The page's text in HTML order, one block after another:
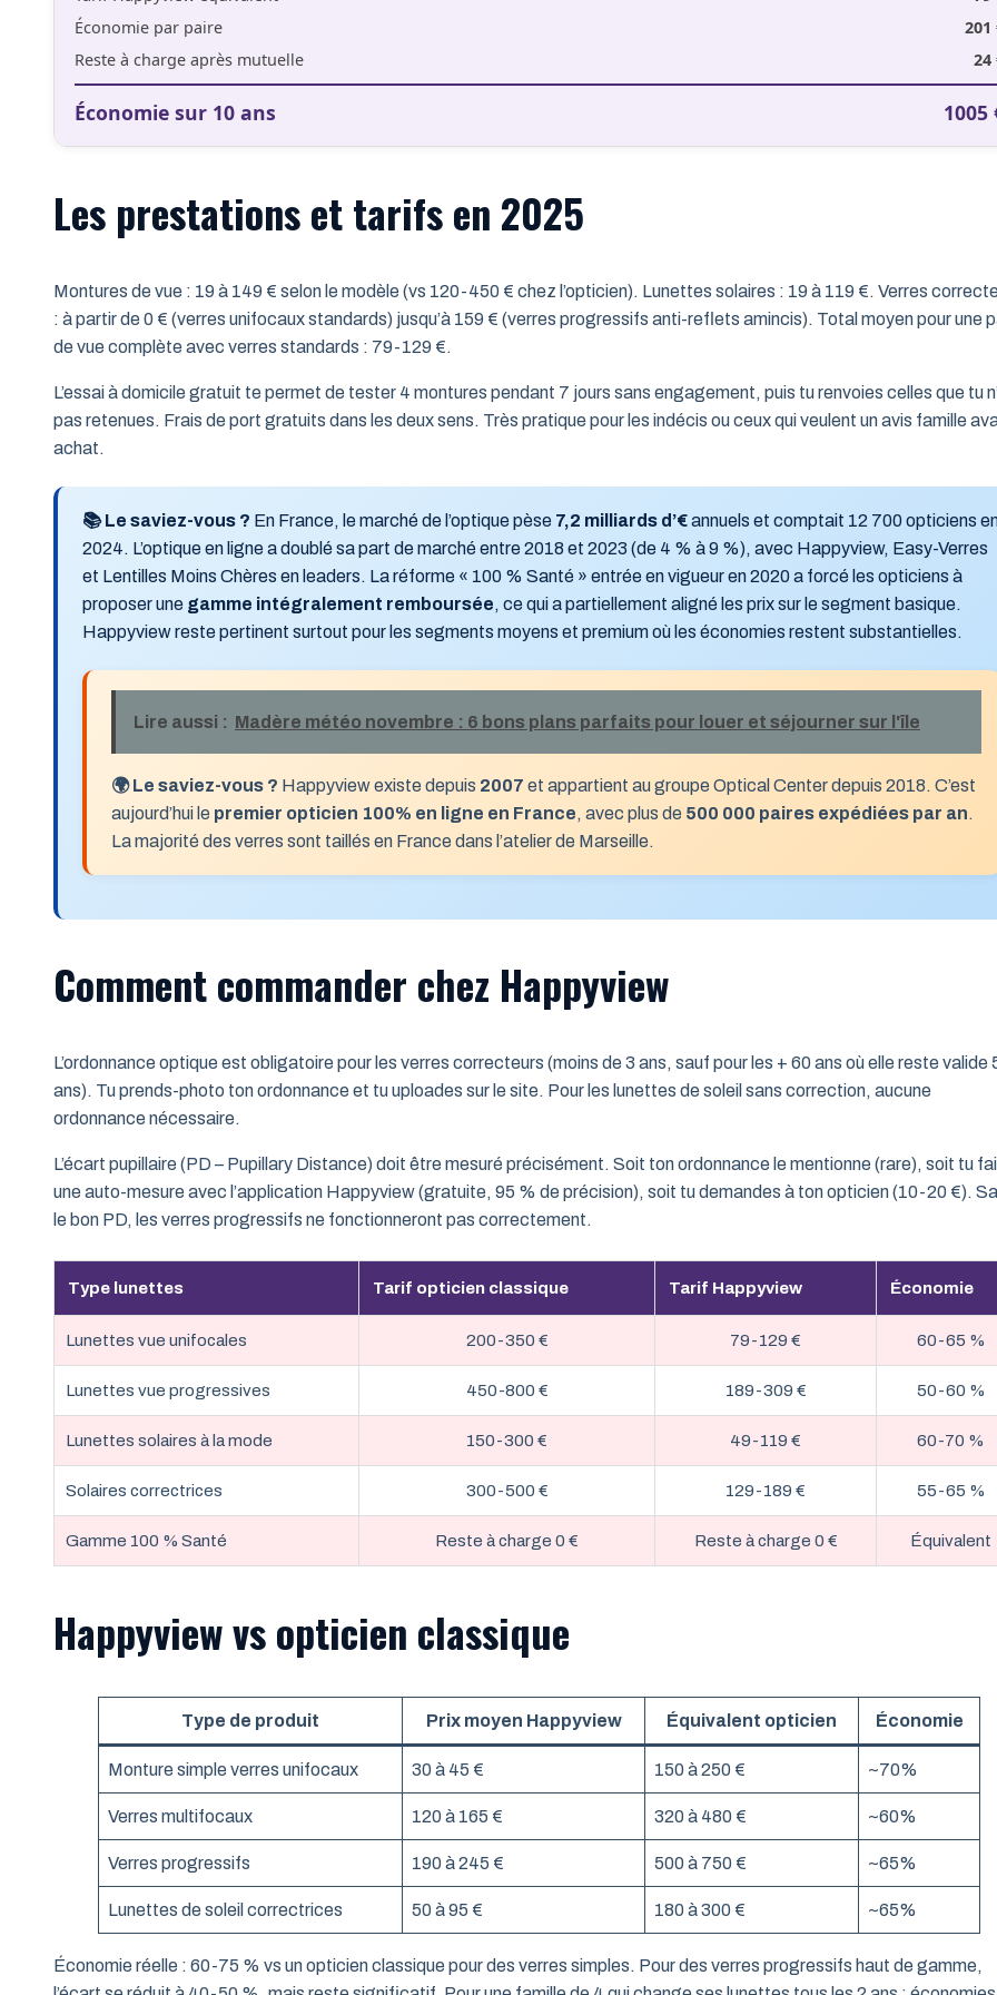
Économie par paire
201
Reste à charge après mutuelle
24
Économie sur 10 ans 1005
Les prestations et tarifs en 2025
Montures de vue : 19 à 149 € selon le modèle (vs 120-450 € chez l’opticien). Lunettes solaires : 19 à 119 €. Verres
: à partir de 0 € (verres unifocaux standards) jusqu’à 159 € (verres progressifs anti-reflets amincis). Total moyen pour une
de vue complète avec verres standards : 79-129 €.
L’essai à domicile gratuit te permet de tester 4 montures pendant 7 jours sans engagement, puis tu renvoies celles que tu
pas retenues. Frais de port gratuits dans les deux sens. Très pratique pour les indécis ou ceux qui veulent un avis famille
achat.
📚 Le saviez-vous ? En France, le marché de l’optique pèse 7,2 milliards d’€annuels et comptait 12 700 opticiens
2024. L’optique en ligne a doublé sa part de marché entre 2018 et 2023 (de 4 % à 9 %), avec Happyview, Easy-Verres
et Lentilles Moins Chères en leaders. La réforme « 100 % Santé » entrée en vigueur en 2020 a forcé les opticiens à
proposer une gamme intégralement remboursée, ce qui a partiellement aligné les prix sur le segment basique.
Happyview reste pertinent surtout pour les segments moyens et premium où les économies restent substantielles.
Lire aussi : Madère météo novembre : 6 bons plans parfaits pour louer et séjourner sur l'île
🌍 Le saviez-vous ? Happyview existe depuis 2007 et appartient au groupe Optical Center depuis 2018. C’est
aujourd’hui le premier opticien 100% en ligne en France, avec plus de 500 000 paires expédiées par an.
La majorité des verres sont taillés en France dans l’atelier de Marseille.
Comment commander chez Happyview
L’ordonnance optique est obligatoire pour les verres correcteurs (moins de 3 ans, sauf pour les + 60 ans où elle reste valide
ans). Tu prends-photo ton ordonnance et tu uploades sur le site. Pour les lunettes de soleil sans correction, aucune
ordonnance nécessaire.
L’écart pupillaire (PD – Pupillary Distance) doit être mesuré précisément. Soit ton ordonnance le mentionne (rare), soit tu
une auto-mesure avec l’application Happyview (gratuite, 95 % de précision), soit tu demandes à ton opticien (10-20 €).
le bon PD, les verres progressifs ne fonctionneront pas correctement.
Type lunettes Tarif opticien classique Tarif Happyview Économie
Lunettes vue unifocales 200-350 € 79-129 € 60-65 %
Lunettes vue progressives 450-800 € 189-309 € 50-60 %
Lunettes solaires à la mode 150-300 € 49-119 € 60-70 %
Solaires correctrices 300-500 € 129-189 € 55-65 %
Gamme 100 % Santé Reste à charge 0 € Reste à charge 0 € Équivalent
Happyview vs opticien classique
Type de produit Prix moyen Happyview Équivalent opticien Économie
Monture simple verres unifocaux 30 à 45 € 150 à 250 € ~70%
Verres multifocaux 120 à 165 € 320 à 480 € ~60%
Verres progressifs 190 à 245 € 500 à 750 € ~65%
Lunettes de soleil correctrices 50 à 95 € 180 à 300 € ~65%
Économie réelle : 60-75 % vs un opticien classique pour des verres simples. Pour des verres progressifs haut de gamme,